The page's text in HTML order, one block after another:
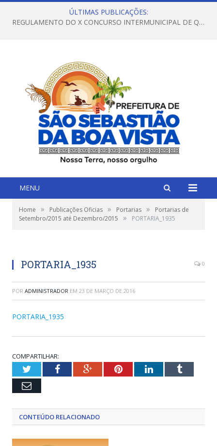
ÚLTIMAS PUBLICAÇÕES:
REGULAMENTO DO X CONCURSO INTERMUNICIPAL DE QUADRILHAS JUNINAS – 2026 – ARRAIÁ DA VENEZA
MENU
Home » Publicações Oficias » Portarias »
Portarias de
Setembro/2015 até Dezembro/2015
» PORTARIA_1935
PORTARIA_1935 0
POR ADMINISTRADOR EM 23 DE MARÇO DE 2016
PORTARIA_1935
COMPARTILHAR:
TwitterFacebookGoogle+PinterestLinkedInTumblr
Email
CONTEÚDO RELACIONADO